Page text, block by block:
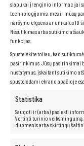
slapukai įrenginio informacijai
technologijomis, mes ir mūsų
naršymo elgsena ar unikalūs ID
Nesutikimas arba sutikimo
funkcijas.
Spustelėkite toliau, kad
pasirinkimus. Jūsų pasirinkimai
nustatymus, įskaitant sutikimo
spustelėdami ekrano apačioje
Statistika
Saugoti ir (arba) pasiekti
Vertinti turinio veiksmingumą,
duomenis arba skirtingų
„Dell Optiplex